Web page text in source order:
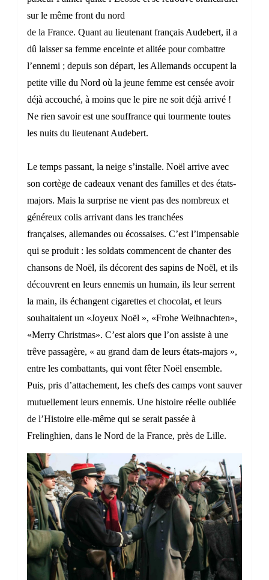
sur le même front du nord
de la France. Quant au lieutenant français Audebert, il a
dû laisser sa femme enceinte et alitée pour combattre
l’ennemi ; depuis son départ, les Allemands occupent la
petite ville du Nord où la jeune femme est censée avoir
déjà accouché, à moins que le pire ne soit déjà arrivé !
Ne rien savoir est une souffrance qui tourmente toutes
les nuits du lieutenant Audebert.
Le temps passant, la neige s’installe. Noël arrive avec
son cortège de cadeaux venant des familles et des états-
majors. Mais la surprise ne vient pas des nombreux et
généreux colis arrivant dans les tranchées
françaises, allemandes ou écossaises. C’est l’impensable
qui se produit : les soldats commencent de chanter des
chansons de Noël, ils décorent des sapins de Noël, et ils
découvrent en leurs ennemis un humain, ils leur serrent
la main, ils échangent cigarettes et chocolat, et leurs
souhaitaient un «Joyeux Noël », «Frohe Weihnachten»,
«Merry Christmas». C’est alors que l’on assiste à une
trêve passagère, « au grand dam de leurs états-majors »,
entre les combattants, qui vont fêter Noël ensemble.
Puis, pris d’attachement, les chefs des camps vont sauver
mutuellement leurs ennemis. Une histoire réelle oubliée
de l’Histoire elle-même qui se serait passée à
Frelinghien, dans le Nord de la France, près de Lille.